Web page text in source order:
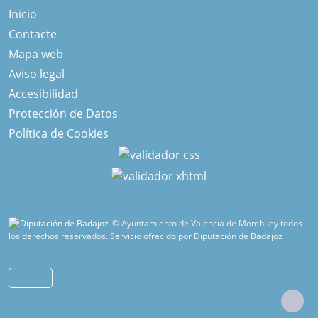
Inicio
Contacte
Mapa web
Aviso legal
Accesibilidad
Protección de Datos
Política de Cookies
© Ayuntamiento de Valencia de Mombuey todos
los derechos reservados.Servicio ofrecido por Diputación de Badajoz